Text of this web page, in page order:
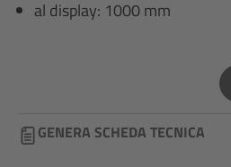
al display: 1000 mm
GENERA SCHEDA TECNICA